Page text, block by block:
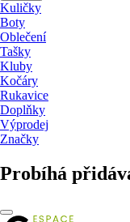
Kuličky
Boty
Oblečení
Tašky
Kluby
Kočáry
Rukavice
Doplňky
Výprodej
Značky
Probíhá